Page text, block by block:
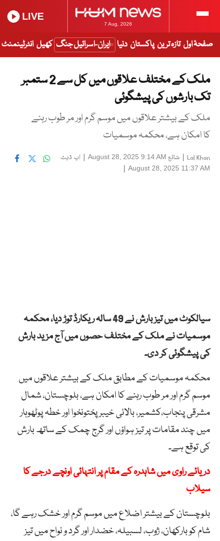
7 Aug, 2026
LIVE
صفحۂ اول تازہ ترین پاکستان دنیا ایران-اسرائیل جنگ کھیل انٹرٹینمنٹ
ملک کے مختلف علاقوں میں کل سے 2 ستمبر
تک بارشوں کی پیشگوئی
ملک کے بیشتر علاقوں میں موسم گرم اور مر طوب رہنے
کا امکان ہے، محکمہ موسمیات
Lal Khan
| شائع August 28, 2025 9:14 AM
| اپ ڈیٹ
August 28, 2025 11:37 AM
|
سیالکوٹ میں تیز بارش نے 49 سالہ ریکارڈ توڑ دیا، محکمہ
موسمیات نے ملک کے مختلف حصوں میں آج مزید بارش
کی پیشگوئی کر دی۔
محکمہ موسمیات کے مطابق ملک کے بیشتر علاقوں میں
موسم گرم اور مر طوب رہنے کا امکان ہے، بلوچستان، شمال
مشرقی پنجاب،کشمیر، بالائی خیبر پختونخوا اور خطہ پوٹھوہار
میں چند مقامات پر تیز ہواؤں اور گرج چمک کے ساتھ بارش
کی توقع ہے۔
دریائے راوی میں شاہدرہ کے مقام پر انتہائی اونچے درجے کا
سیلاب
بلوچستان کے بیشتر اضلاع میں موسم گرم اور خشک رہے گا،
شام کو بارکھان، ژوب، لسبیلہ، خضدار اور گرد و نواح میں تیز